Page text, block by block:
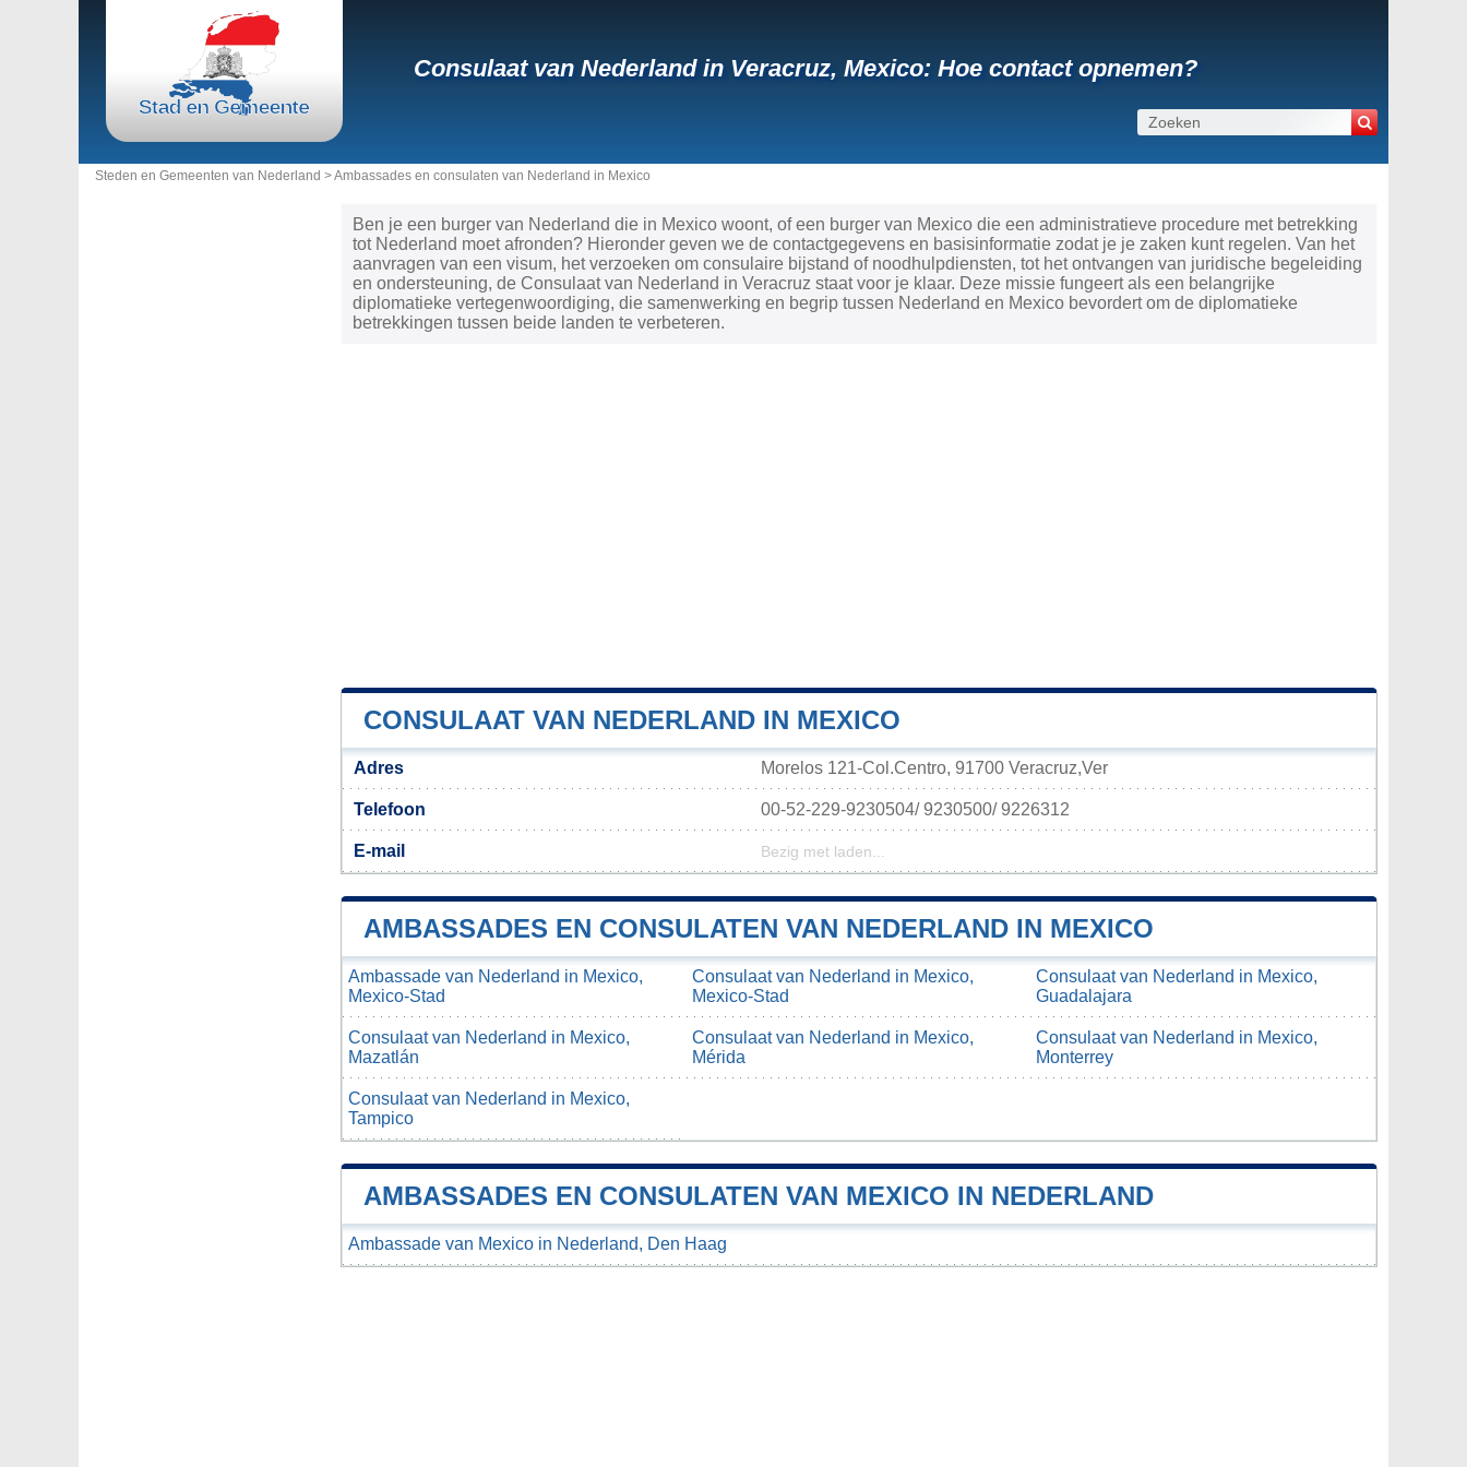
Consulaat van Nederland in Veracruz, Mexico: Hoe contact opnemen?
Steden en Gemeenten van Nederland >Ambassades en consulaten van Nederland in Mexico
Ben je een burger van Nederland die in Mexico woont, of een burger van Mexico die een administratieve procedure met betrekking
tot Nederland moet afronden? Hieronder geven we de contactgegevens en basisinformatie zodat je je zaken kunt regelen. Van het
aanvragen van een visum, het verzoeken om consulaire bijstand of noodhulpdiensten, tot het ontvangen van juridische begeleiding
en ondersteuning, de Consulaat van Nederland in Veracruz staat voor je klaar. Deze missie fungeert als een belangrijke
diplomatieke vertegenwoordiging, die samenwerking en begrip tussen Nederland en Mexico bevordert om de diplomatieke
betrekkingen tussen beide landen te verbeteren.
CONSULAAT VAN NEDERLAND IN MEXICO
Adres Morelos 121-Col.Centro, 91700 Veracruz,Ver
Telefoon 00-52-229-9230504/ 9230500/ 9226312
E-mail Bezig met laden...
AMBASSADES EN CONSULATEN VAN NEDERLAND IN MEXICO
Ambassade van Nederland in Mexico,
Mexico-Stad
Consulaat van Nederland in Mexico,
Mexico-Stad
Consulaat van Nederland in Mexico,
Guadalajara
Consulaat van Nederland in Mexico,
Mazatlán
Consulaat van Nederland in Mexico,
Mérida
Consulaat van Nederland in Mexico,
Monterrey
Consulaat van Nederland in Mexico,
Tampico
AMBASSADES EN CONSULATEN VAN MEXICO IN NEDERLAND
Ambassade van Mexico in Nederland, Den Haag